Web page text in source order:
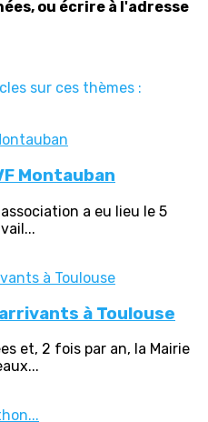
ou écrire à l'adresse
sur ces thèmes :
Montauban
a eu lieu le 5
à Toulouse
et, 2 fois par an, la Mairie